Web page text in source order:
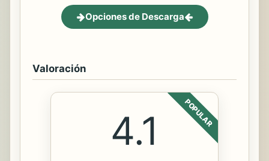
Opciones de Descarga
Valoración
POPULAR
4.1